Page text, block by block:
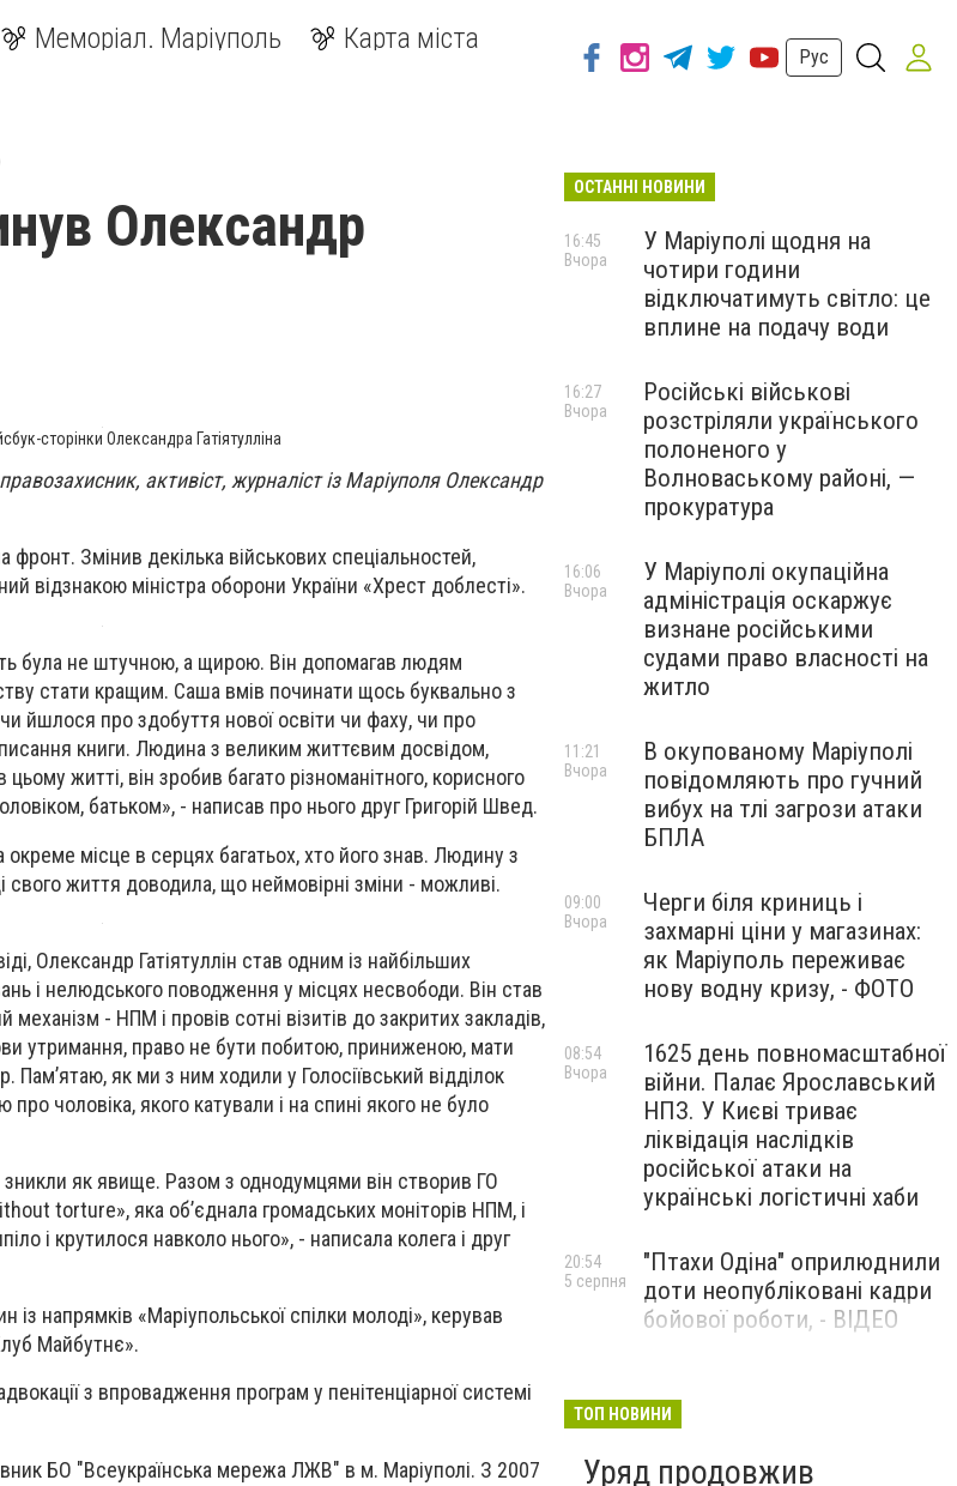
Меморіал. Маріуполь Карта міста
Рус
Олександр
сторінки Олександра Гатіятулліна
активіст, журналіст із Маріуполя Олександр
Змінив декілька військових спеціальностей,
відзнакою міністра оборони України «Хрест доблесті».
була не штучною, а щирою. Він допомагав людям
стати кращим. Саша вмів починати щось буквально з
йшлося про здобуття нової освіти чи фаху, чи про
книги. Людина з великим життєвим досвідом,
житті, він зробив багато різноманітного, корисного
батьком», - написав про нього друг Григорій Швед.
місце в серцях багатьох, хто його знав. Людину з
життя доводила, що неймовірні зміни - можливі.
Олександр Гатіятуллін став одним із найбільших
і нелюдського поводження у місцях несвободи. Він став
- НПМ і провів сотні візитів до закритих закладів,
утримання, право не бути побитою, приниженою, мати
Памʼятаю, як ми з ним ходили у Голосіївський відділок
про чоловіка, якого катували і на спині якого не було
як явище. Разом з однодумцями він створив ГО
torture», яка обʼєднала громадських моніторів НПМ, і
і крутилося навколо нього», - написала колега і друг
із напрямків «Маріупольської спілки молоді», керував
Майбутнє».
з впровадження програм у пенітенціарної системі
БО "Всеукраїнська мережа ЛЖВ" в м. Маріуполі. З 2007
ОСТАННІ НОВИНИ
У Маріуполі щодня на
чотири години
відключатимуть світло: це
вплине на подачу води
16:45
Вчора
Російські військові
розстріляли українського
полоненого у
Волноваському районі, —
прокуратура
16:27
Вчора
У Маріуполі окупаційна
адміністрація оскаржує
визнане російськими
судами право власності на
житло
16:06
Вчора
В окупованому Маріуполі
повідомляють про гучний
вибух на тлі загрози атаки
БПЛА
11:21
Вчора
Черги біля криниць і
захмарні ціни у магазинах:
як Маріуполь переживає
нову водну кризу, - ФОТО
09:00
Вчора
1625 день повномасштабної
війни. Палає Ярославський
НПЗ. У Києві триває
ліквідація наслідків
російської атаки на
українські логістичні хаби
08:54
Вчора
"Птахи Одіна" оприлюднили
доти неопубліковані кадри
бойової роботи, - ВІДЕО
20:54
5 серпня
Бєдняков зіграє тата
новому українському
5 серпня
ТОП НОВИНИ
Уряд продовжив